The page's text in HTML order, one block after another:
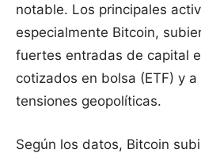
notable. Los principales
especialmente Bitcoin,
fuertes entradas de capital
cotizados en bolsa (ETF) y
tensiones geopolíticas.
Según los datos, Bitcoin